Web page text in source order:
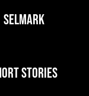
SELMARK
STORIES